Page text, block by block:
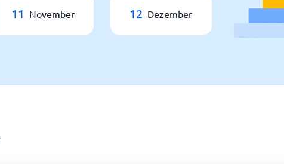
11 November 12 Dezember